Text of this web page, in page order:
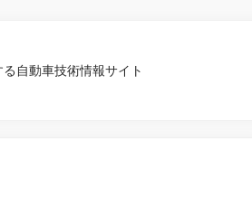
自動車技術情報サイト